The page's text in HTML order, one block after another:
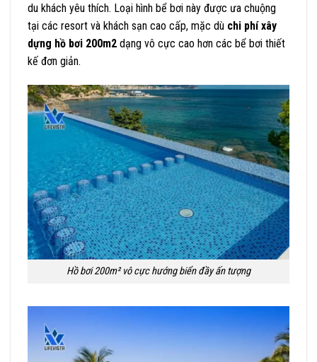
du khách yêu thích. Loại hình bể bơi này được ưa chuộng
tại các resort và khách sạn cao cấp, mặc dù chi phí xây
dựng hồ bơi 200m2 dạng vô cực cao hơn các bể bơi thiết
kế đơn giản.
Hồ bơi 200m² vô cực hướng biển đầy ấn tượng